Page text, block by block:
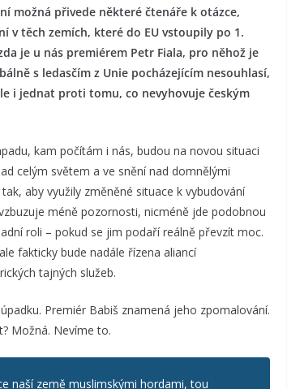
možná přivede některé čtenáře k otázce,
v těch zemích, které do EU vstoupily po 1.
je u nás premiérem Petr Fiala, pro něhož je
s ledasčím z Unie pocházejícím nesouhlasí,
i jednat proti tomu, co nevyhovuje českým
kam počítám i nás, budou na novou situaci
celým světem a ve snění nad domnělými
aby využily změněné situace k vybudování
méně pozornosti, nicméně jde podobnou
roli – pokud se jim podaří reálně převzít moc.
fakticky bude nadále řízena aliancí
tajných služeb.
Premiér Babiš znamená jeho zpomalování.
Možná. Nevíme to.
naší země muslimskými hordami, tou